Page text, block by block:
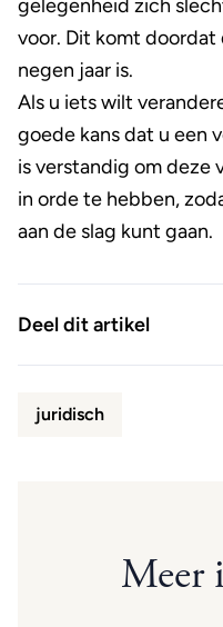
gelegenheid zich
voor. Dit komt
negen jaar is.
Als u iets wilt
goede kans dat u een
is verstandig om deze
in orde te hebben,
aan de slag kunt gaan.
Deel dit artikel
juridisch
Meer